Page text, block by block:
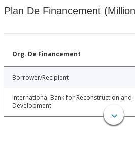
Plan De Financement
Org. De Financement
Borrower/Recipient
International Bank for Reconstruction and
Development